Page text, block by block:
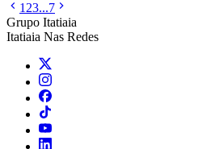
1 23...7
Grupo Itatiaia
Itatiaia Nas Redes